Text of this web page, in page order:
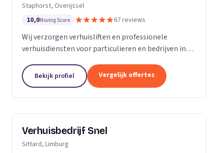
Staphorst, Overijssel
10,0Moving Score 67 reviews
Wij verzorgen verhuisliften en professionele
verhuisdiensten voor particulieren en bedrijven in
Bekijk profiel Vergelijk offertes
Verhuisbedrijf Snel
Sittard, Limburg